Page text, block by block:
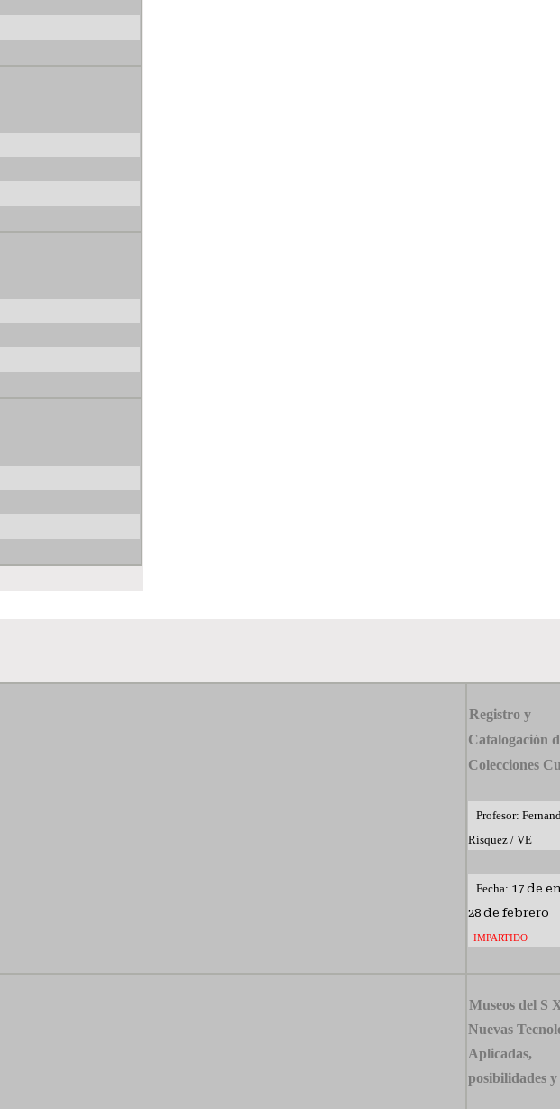
Registro y
Catalogación
Colecciones
Profesor:
Rísquez / VE
Fecha: 17 de
28 de febrero
IMPARTIDO
Museos del S
Nuevas
Aplicadas,
posibilidades y